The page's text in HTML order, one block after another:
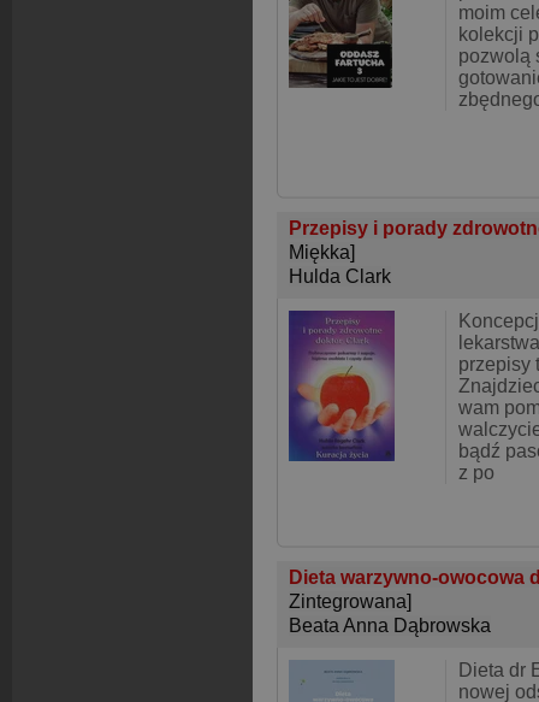
moim
kolekcji
pozwolą
Przepisy i porady
Miękka]
Hulda Clark
przepisy
wam
bądź
z po
Dieta warzywno-owocowa
Zintegrowana]
Beata Anna Dąbrowska
Dieta dr
nowej